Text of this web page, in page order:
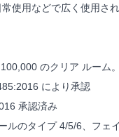
使用などで広く使用され
のクリア ルーム。
により承認
承認済み
ルのタイプ 4/5/6、フェ